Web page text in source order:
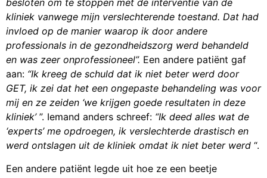
besloten om te stoppen met de interventie van de
kliniek vanwege mijn verslechterende toestand. Dat had
invloed op de manier waarop ik door andere
professionals in de gezondheidszorg werd behandeld
en was zeer onprofessioneel”. Een andere patiënt gaf
aan: “Ik kreeg de schuld dat ik niet beter werd door
GET, ik zei dat het een ongepaste behandeling was voor
mij en ze zeiden ‘we krijgen goede resultaten in deze
kliniek’ ”. Iemand anders schreef: “Ik deed alles wat de
‘experts’ me opdroegen, ik verslechterde drastisch en
werd ontslagen uit de kliniek omdat ik niet beter werd “.
Een andere patiënt legde uit hoe ze een beetje